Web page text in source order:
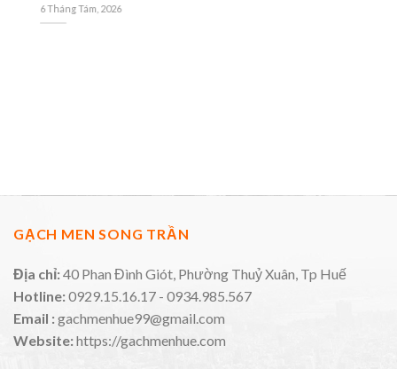
GẠCH MEN SONG TRẦN
Địa chỉ:40 Phan Đình Giót, Phường Thuỷ Xuân, Tp Huế
Hotline:0929.15.16.17 - 0934.985.567
Email :gachmenhue99@gmail.com
Website:https://gachmenhue.com